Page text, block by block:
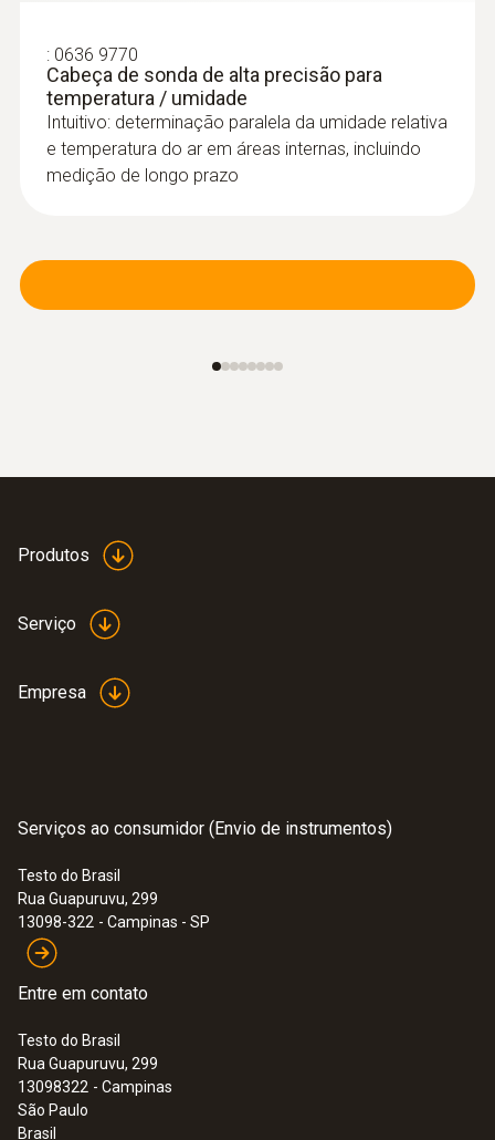
: 0636 9770
Cabeça de sonda de alta precisão para
temperatura / umidade
Intuitivo: determinação paralela da umidade relativa
e temperatura do ar em áreas internas, incluindo
medição de longo prazo
Produtos
Serviço
Empresa
Serviços ao consumidor (Envio de instrumentos)
Testo do Brasil
Rua Guapuruvu, 299
13098-322 - Campinas - SP
Entre em contato
Testo do Brasil
Rua Guapuruvu, 299
13098322 - Campinas
São Paulo
Brasil